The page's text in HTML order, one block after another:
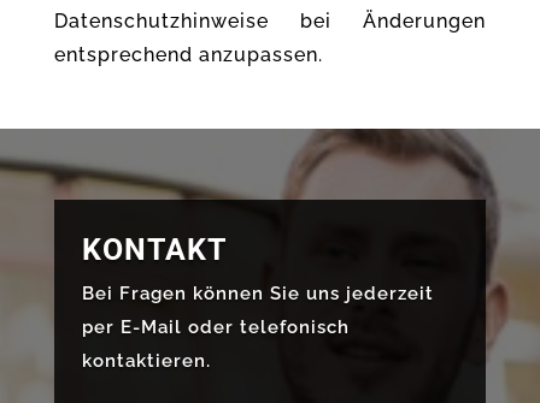
Datenschutzhinweise bei Änderungen
entsprechend anzupassen.
KONTAKT
Bei Fragen können Sie uns jederzeit
per E-Mail oder telefonisch
kontaktieren.